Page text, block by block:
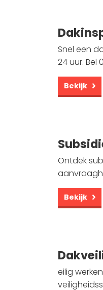
Snel een
24 uur. Bel
Bekijk
Ontdek
Bekijk
eilig